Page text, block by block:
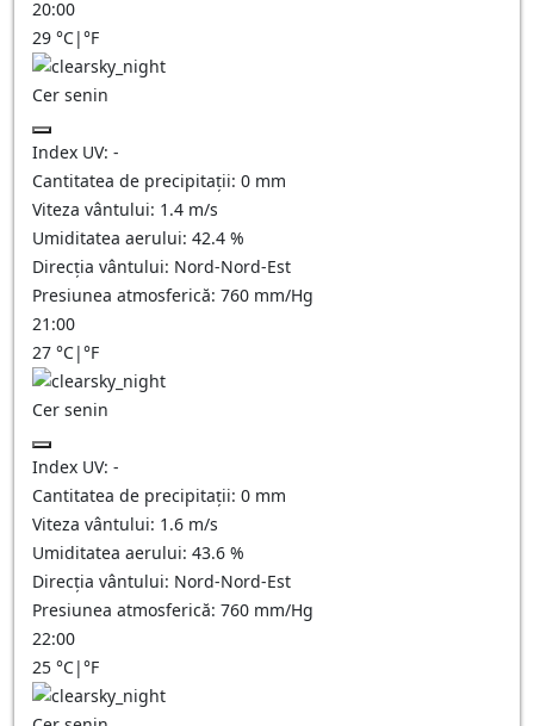
20:00
29 °C|°F
Cer senin
Index UV: -
Cantitatea de precipitații: 0 mm
Viteza vântului: 1.4 m/s
Umiditatea aerului: 42.4 %
Direcția vântului: Nord-Nord-Est
Presiunea atmosferică: 760 mm/Hg
21:00
27 °C|°F
Cer senin
Index UV: -
Cantitatea de precipitații: 0 mm
Viteza vântului: 1.6 m/s
Umiditatea aerului: 43.6 %
Direcția vântului: Nord-Nord-Est
Presiunea atmosferică: 760 mm/Hg
22:00
25 °C|°F